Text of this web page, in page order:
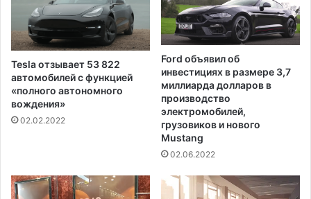
и
с
т
о
р
и
и
ы
и
т
ь
а
м
е
р
и
с
Tesla отзывает 53 822
автомобилей с функцией
«полного автономного
вождения»
02.02.2022
Ford объявил об
инвестициях в размере 3,7
миллиарда долларов в
производство
электромобилей,
грузовиков и нового
Mustang
02.06.2022